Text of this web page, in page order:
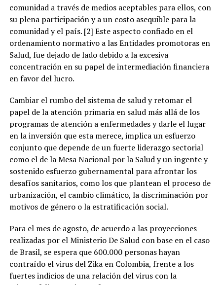
comunidad a través de medios aceptables para ellos, con
su plena participación y a un costo asequible para la
comunidad y el país. [2] Este aspecto confiado en el
ordenamiento normativo a las Entidades promotoras en
Salud, fue dejado de lado debido a la excesiva
concentración en su papel de intermediación financiera
en favor del lucro.
Cambiar el rumbo del sistema de salud y retomar el
papel de la atención primaria en salud más allá de los
programas de atención a enfermedades y darle el lugar
en la inversión que esta merece, implica un esfuerzo
conjunto que depende de un fuerte liderazgo sectorial
como el de la Mesa Nacional por la Salud y un ingente y
sostenido esfuerzo gubernamental para afrontar los
desafíos sanitarios, como los que plantean el proceso de
urbanización, el cambio climático, la discriminación por
motivos de género o la estratificación social.
Para el mes de agosto, de acuerdo a las proyecciones
realizadas por el Ministerio De Salud con base en el caso
de Brasil, se espera que 600.000 personas hayan
contraído el virus del Zika en Colombia, frente a los
fuertes indicios de una relación del virus con la